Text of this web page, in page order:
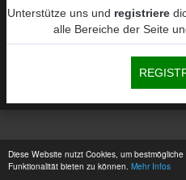
Diese Website nutzt Cookies, um bestmögliche
Funktionalität bieten zu können. Mehr Infos
Unterstütze uns und registriere
alle Bereiche der Seite